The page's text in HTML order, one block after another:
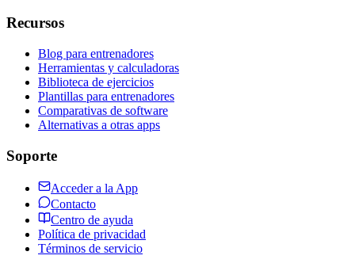
Recursos
Blog para entrenadores
Herramientas y calculadoras
Biblioteca de ejercicios
Plantillas para entrenadores
Comparativas de software
Alternativas a otras apps
Soporte
Acceder a la App
Contacto
Centro de ayuda
Política de privacidad
Términos de servicio